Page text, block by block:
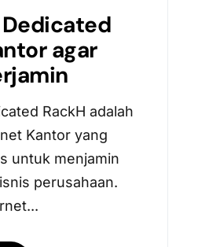
agar
RackH adalah
Kantor yang
untuk menjamin
perusahaan.